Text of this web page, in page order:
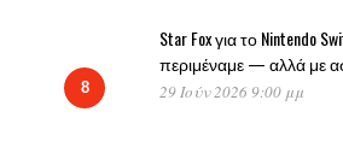
8
Star Fox για το Nintendo
περιμέναμε — αλλά με
29 Ιούν 2026 9:00 μμ